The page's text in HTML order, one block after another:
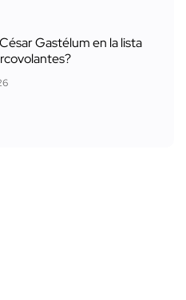
Gastélum en la lista